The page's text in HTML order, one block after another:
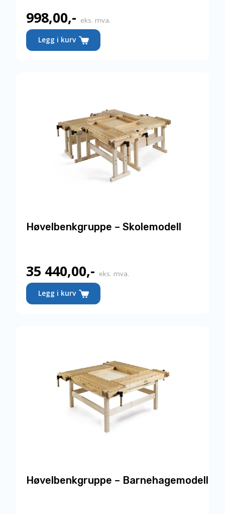
998,00,- eks. mva.
Legg i kurv
Høvelbenkgruppe – Skolemodell
35 440,00,- eks. mva.
Legg i kurv
Høvelbenkgruppe – Barnehagemodell